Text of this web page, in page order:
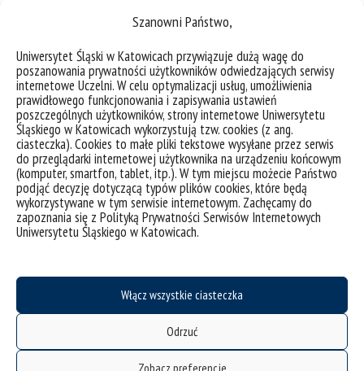
Szanowni Państwo,
Uniwersytet Śląski w Katowicach przywiązuje dużą wagę do
poszanowania prywatności użytkowników odwiedzających serwisy
internetowe Uczelni. W celu optymalizacji usług, umożliwienia
prawidłowego funkcjonowania i zapisywania ustawień
poszczególnych użytkowników, strony internetowe Uniwersytetu
Śląskiego w Katowicach wykorzystują tzw. cookies (z ang.
ciasteczka). Cookies to małe pliki tekstowe wysyłane przez serwis
do przeglądarki internetowej użytkownika na urządzeniu końcowym
(komputer, smartfon, tablet, itp.). W tym miejscu możecie Państwo
podjąć decyzję dotyczącą typów plików cookies, które będą
wykorzystywane w tym serwisie internetowym. Zachęcamy do
zapoznania się z Polityką Prywatności Serwisów Internetowych
Uniwersytetu Śląskiego w Katowicach.
Włącz wszystkie ciasteczka
Odrzuć
Zobacz preferencje
Prof. Piotr Zawojski kuratorem wystawy Jakuba
Jernajczyka w Galerii Ronda Sztuki
kategorie:wiadomości
tagi :jakub jernajczyk kurator piotr zawojski wystawa
deklaracja dostępności